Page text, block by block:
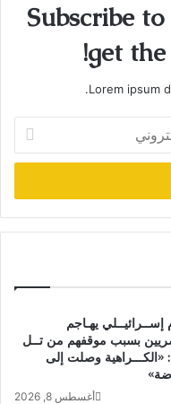
Subscribe
get
Lorem ipsum
إســرائيــلي يهـاجم
بسبب موقفهم من تــل
«الكـــراهية وصلت إلى
أغسطس 8, 2026